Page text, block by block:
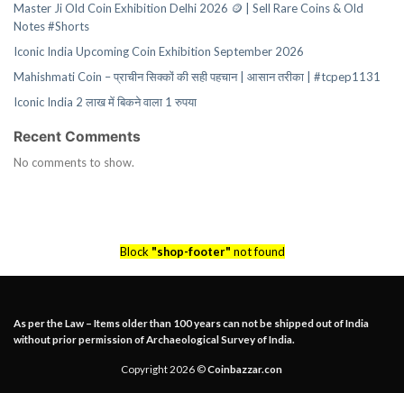
Master Ji Old Coin Exhibition Delhi 2026 🪙 | Sell Rare Coins & Old
Notes #Shorts
Iconic India Upcoming Coin Exhibition September 2026
Mahishmati Coin – प्राचीन सिक्कों की सही पहचान | आसान तरीका | #tcpep1131
Iconic India 2 लाख में बिकने वाला 1 रुपया
Recent Comments
No comments to show.
Block "shop-footer" not found
As per the Law – Items older than 100 years can not be shipped out of India
without prior permission of Archaeological Survey of India.
Copyright 2026 ©Coinbazzar.con